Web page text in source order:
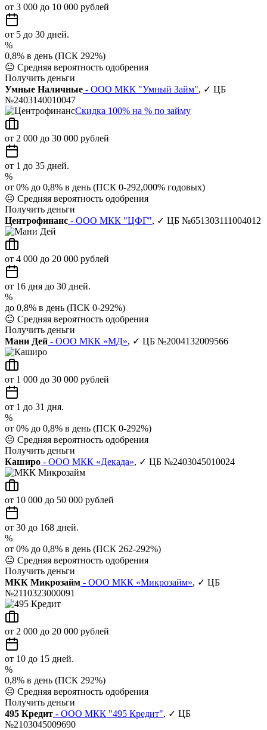
от 3 000 до 10 000 рублей
от 5 до 30 дней.
%
0,8% в день (ПСК 292%)
😐 Средняя вероятность одобрения
Получить деньги
Умные Наличные - ООО МКК "Умный Займ", ✓ ЦБ
№2403140010047
Скидка 100% на % по займу
от 2 000 до 30 000 рублей
от 1 до 35 дней.
%
от 0% до 0,8% в день (ПСК 0-292,000% годовых)
😐 Средняя вероятность одобрения
Получить деньги
Центрофинанс - ООО МКК "ЦФГ", ✓ ЦБ №651303111004012
от 4 000 до 20 000 рублей
от 16 дня до 30 дней.
%
до 0,8% в день (ПСК 0-292%)
😐 Средняя вероятность одобрения
Получить деньги
Мани Дей - ООО МКК «МД», ✓ ЦБ №2004132009566
от 1 000 до 30 000 рублей
от 1 до 31 дня.
%
от 0% до 0,8% в день (ПСК 0-292%)
😐 Средняя вероятность одобрения
Получить деньги
Каширо - ООО МКК «Декада», ✓ ЦБ №2403045010024
от 10 000 до 50 000 рублей
от 30 до 168 дней.
%
от 0% до 0,8% в день (ПСК 262-292%)
😐 Средняя вероятность одобрения
Получить деньги
МКК Микрозайм - ООО МКК «Микрозайм», ✓ ЦБ
№2110323000091
от 2 000 до 20 000 рублей
от 10 до 15 дней.
%
0,8% в день (ПСК 292%)
😐 Средняя вероятность одобрения
Получить деньги
495 Кредит - ООО МКК "495 Кредит", ✓ ЦБ
№2103045009690